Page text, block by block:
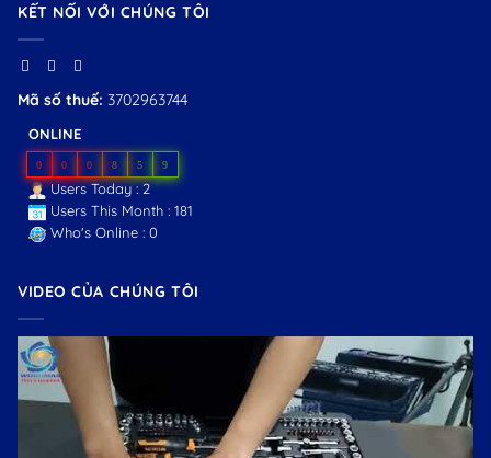
KẾT NỐI VỚI CHÚNG TÔI
Mã số thuế: 3702963744
ONLINE
0 0 0 8 5 9
Users Today : 2
Users This Month : 181
Who's Online : 0
VIDEO CỦA CHÚNG TÔI